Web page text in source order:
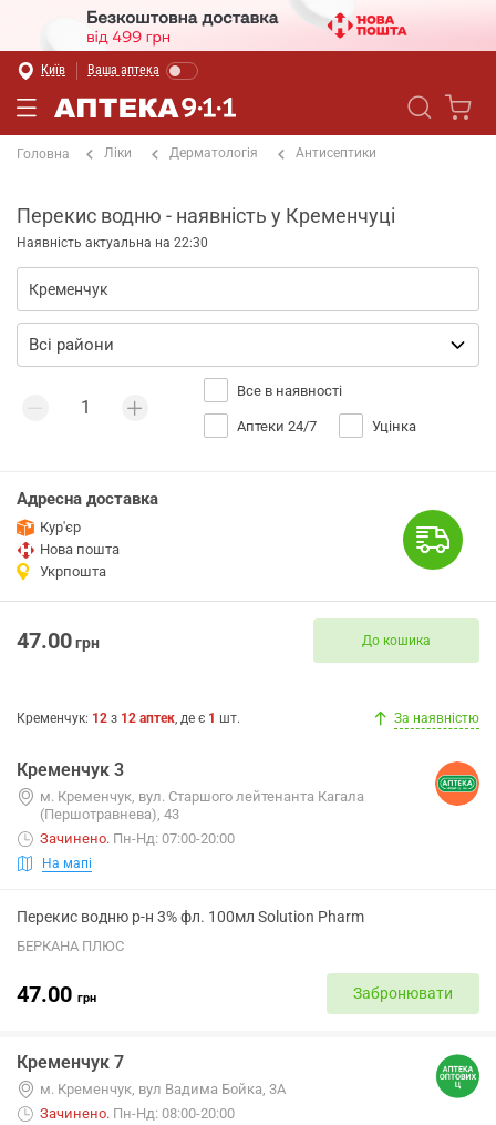
Київ Ваша аптека
Головна Ліки Дерматологія Антисептики
Перекис водню - наявність у Кременчуці
Наявність актуальна на 22:30
Все в наявності
Аптеки 24/7 Уцінка
Адресна доставка
Кур'єр
Нова пошта
Укрпошта
47.00грн До кошика
Кременчук: 12 з 12 аптек, де є 1 шт. За наявністю
Кременчук 3
м. Кременчук, вул. Старшого лейтенанта Кагала
(Першотравнева), 43
Зачинено. Пн-Нд: 07:00-20:00
На мапі
Перекис водню р-н 3% фл. 100мл Solution Pharm
БЕРКАНА ПЛЮС
47.00 грн Забронювати
Кременчук 7
м. Кременчук, вул Вадима Бойка, 3А
Зачинено. Пн-Нд: 08:00-20:00